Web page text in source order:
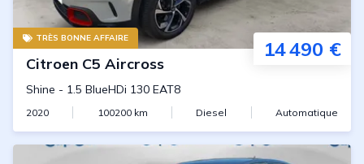
TRÈS BONNE AFFAIRE 14 490 €
Citroen C5 Aircross
Shine - 1.5 BlueHDi 130 EAT8
2020 100200km Diesel Automatique